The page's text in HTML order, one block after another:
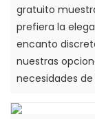
gratuito
prefiera la
encanto
nuestras
necesidades